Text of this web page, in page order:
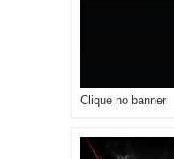
Clique no banner